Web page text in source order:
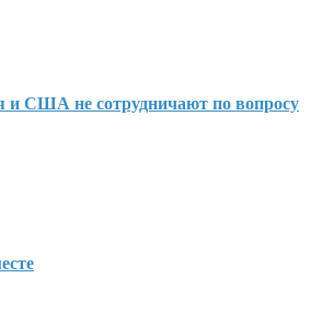
и США не сотрудничают по вопросу